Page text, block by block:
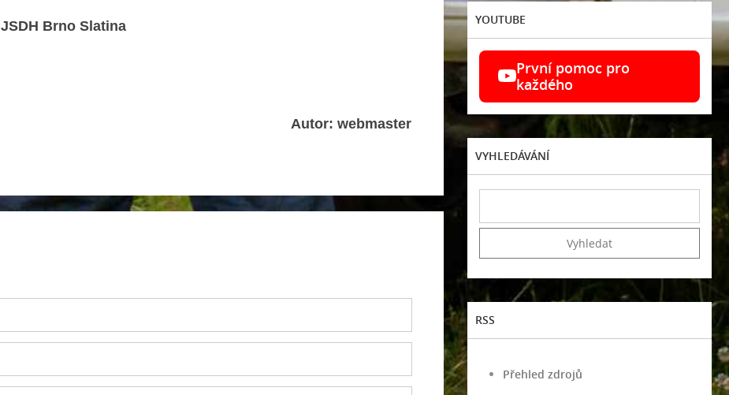
JSDH Brno Slatina
Autor: webmaster
YOUTUBE
První pomoc pro
každého
VYHLEDÁVÁNÍ
RSS
Přehled zdrojů